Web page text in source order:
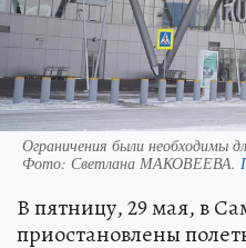
Ограничения были необходимы
Фото: Светлана МАКОВЕЕВА.
В пятницу, 29 мая, в
приостановлены